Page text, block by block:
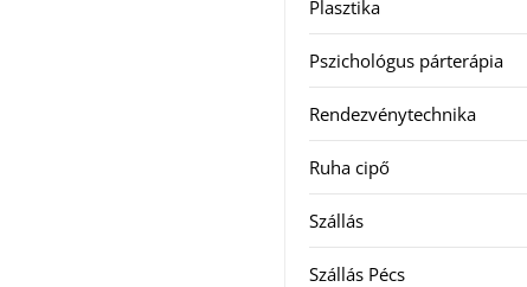
Plasztika
Pszichológus párterápia
Rendezvénytechnika
Ruha cipő
Szállás
Szállás Pécs